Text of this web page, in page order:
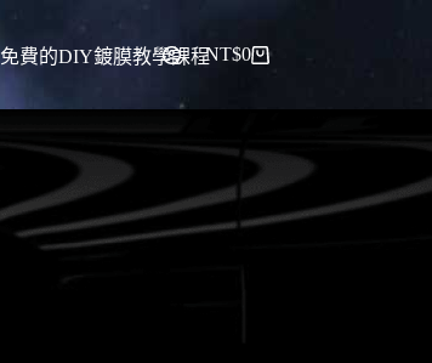
免費的DIY鍍膜教學課程NT$0